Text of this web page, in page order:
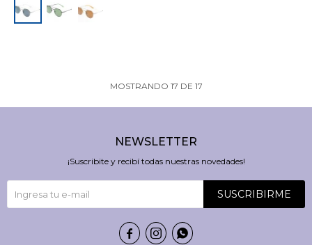
MOSTRANDO 17 DE 17
NEWSLETTER
¡Suscribite y recibí todas nuestras novedades!
SUSCRIBIRME
  